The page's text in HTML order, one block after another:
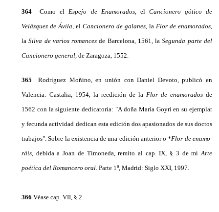
364 Como el Espejo de Enamorados, el Cancionero gótico de
Velázquez de Ávila, el Cancionero de galanes, la Flor de enamorados,
laSilva de varios romancesde Barcelona, 1561, laSegunda parte del
Cancionero ge­neral, de Zaragoza, 1552.
365 Rodríguez Moñino, en unión con Daniel De­voto, publicó en
Valencia: Castalia, 1954, la reedi­ción de la Flor de enamorados de
1562 con la siguiente dedicatoria: "A doña María Goyri en su ejemplar
y fecunda actividad dedican esta edición dos apasionados de sus doctos
trabajos". Sobre la existencia de una edición anterior o *Flor de enamo­
ráis, debida a Joan de Timoneda, remito al cap. IX, § 3 de miArte
poética del Romancero oral. Parte 1 a, Ma­drid: Siglo XXI, 1997.
366 Véase cap. VII, § 2.